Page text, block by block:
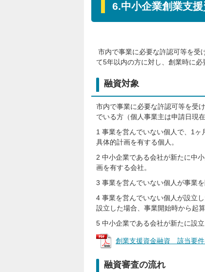
6.中小企業創業支
市内で事業に必要な許認可等を受
て5年以内の方に対し、創業時に
融資対象
市内で事業に必要な許認可等を受
でいる方（個人事業主は申請日現
1 事業を営んでいない個人で、1
具体的計画を有する個人。
2 中小企業である会社が新たに中
画を有する会社。
3 事業を営んでいない個人が事業
4 事業を営んでいない個人が設立
設立した場合、事業開始時から起
5 中小企業である会社が新たに設
創業支援資金融資＿該当要
融資審査の流れ